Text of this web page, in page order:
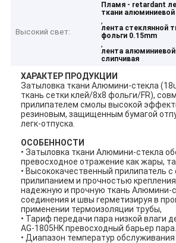
Высокий свет:
Пламя - retardant
ткани алюминиевой
,
лента стеклянной
фольги 0.15mm
,
лента
слипчивая
ХАРАКТЕР ПРОДУКЦИИ
Затыловка ткани Алюмини-стекла
ткань сетки клей/8x8 фольги/FR),
прилипателем смолы высокой
резиновым, защищенным бумагой
легк-отпуска.
ОСОБЕННОСТИ
• Затыловка ткани Алюмини-стекла
превосходное отражение как жары,
• Высококачественный прилипатель
прилипанием и прочностью
надежную и прочную ткань Алюмини-
соединения и швы герметизируя в
применении термоизоляции трубы,
• Тариф передачи пара низкой влаги
AG-1805HK превосходный барьер пара.
• Диапазон температур обслуживания